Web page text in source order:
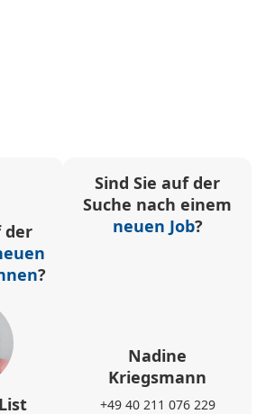
der
?
Sind Sie auf der
Suche nach einem
neuen Job?
Nadine
Kriegsmann
+49 40 211 076 229